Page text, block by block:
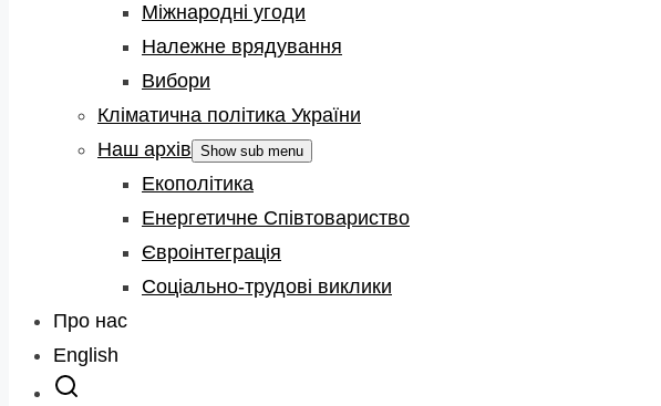
Міжнародні угоди
Належне врядування
Вибори
Кліматична політика України
Наш архів Show sub menu
Екополітика
Енергетичне Співтовариство
Євроінтеграція
Соціально-трудові виклики
Про нас
English